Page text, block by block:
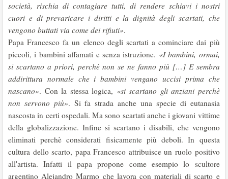
società, rischia di contagiare tutti, di rendere schiavi i nostri
cuori e di prevaricare i diritti e la dignità degli scartati, che
vengono buttati via come dei rifiuti».
Papa Francesco fa un elenco degli scartati a cominciare dai più
piccoli, i bambini affamati e senza istruzione. «I bambini, ormai,
si scartano a priori, perchè non se ne fanno più […] E sembra
addirittura normale che i bambini vengano uccisi prima che
nascano». Con la stessa logica, «si scartano gli anziani perchè
non servono più». Si fa strada anche una specie di eutanasia
nascosta in certi ospedali. Ma sono scartati anche i giovani vittime
della globalizzazione. Infine si scartano i disabili, che vengono
eliminati perchè considerati fisicamente più deboli. In questa
cultura dello scarto, papa Francesco attribuisce un ruolo positivo
all'artista. Infatti il papa propone come esempio lo scultore
argentino Alejandro Marmo che lavora con materiali di scarto e